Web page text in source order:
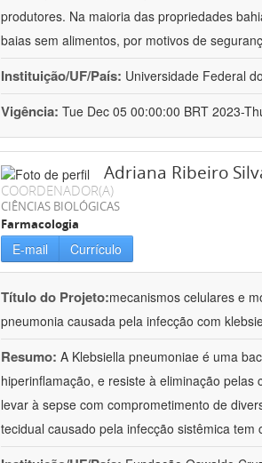
produtores. Na maioria das propriedades
baias sem alimentos, por motivos de
Instituição/UF/País: Universidade Federal
Vigência: Tue Dec 05 00:00:00 BRT 2023-
Adriana Ribeiro
COORDENADOR(A)
CIÊNCIAS BIOLÓGICAS
Farmacologia
E-mail Currículo
Título do Projeto:mecanismos celulares e
pneumonia causada pela infecção com
Resumo: A Klebsiella pneumoniae é uma
hiperinflamação, e resiste à eliminação
levar à sepse com comprometimento de
tecidual causado pela infecção sistêmica tem